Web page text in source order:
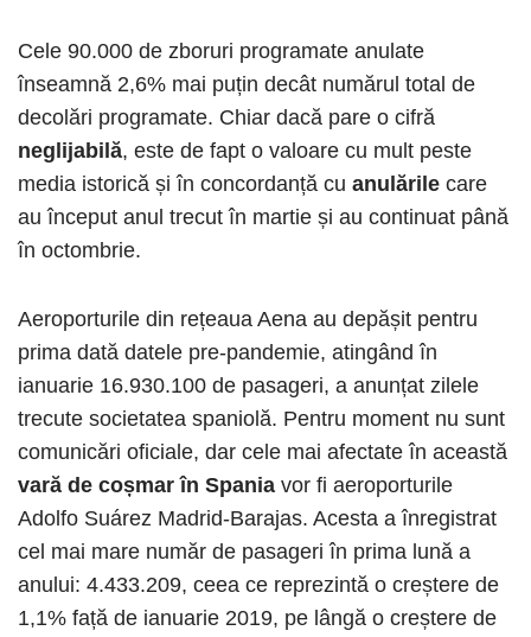
Cele 90.000 de zboruri programate anulate
înseamnă 2,6% mai puțin decât numărul total de
decolări programate. Chiar dacă pare o cifră
neglijabilă, este de fapt o valoare cu mult peste
media istorică și în concordanță cu anulările care
au început anul trecut în martie și au continuat până
în octombrie.
Aeroporturile din rețeaua Aena au depășit pentru
prima dată datele pre-pandemie, atingând în
ianuarie 16.930.100 de pasageri, a anunțat zilele
trecute societatea spaniolă. Pentru moment nu sunt
comunicări oficiale, dar cele mai afectate în această
vară de coșmar în Spania vor fi aeroporturile
Adolfo Suárez Madrid-Barajas. Acesta a înregistrat
cel mai mare număr de pasageri în prima lună a
anului: 4.433.209, ceea ce reprezintă o creștere de
1,1% față de ianuarie 2019, pe lângă o creștere de